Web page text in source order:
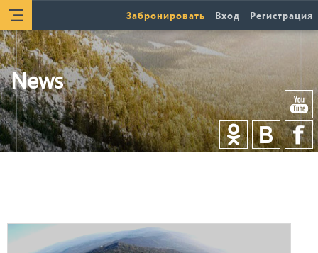
Забронировать Вход Регистрация
News